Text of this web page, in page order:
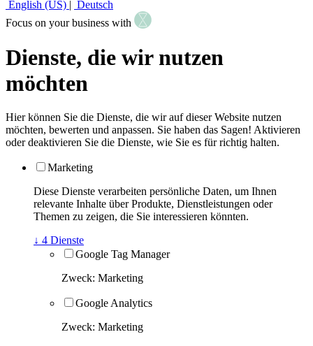
English (US) | Deutsch
Focus on your business with
Dienste, die wir nutzen
möchten
Hier können Sie die Dienste, die wir auf dieser Website nutzen
möchten, bewerten und anpassen. Sie haben das Sagen! Aktivieren
oder deaktivieren Sie die Dienste, wie Sie es für richtig halten.
Marketing
Diese Dienste verarbeiten persönliche Daten, um Ihnen
relevante Inhalte über Produkte, Dienstleistungen oder
Themen zu zeigen, die Sie interessieren könnten.
↓ 4 Dienste
Google Tag Manager
Zweck: Marketing
Google Analytics
Zweck: Marketing